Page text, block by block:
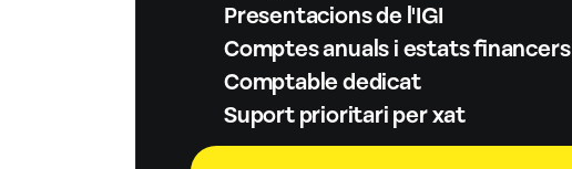
Presentacions de l'IGI
Comptes anuals i estats financers
Comptable dedicat
Suport prioritari per xat